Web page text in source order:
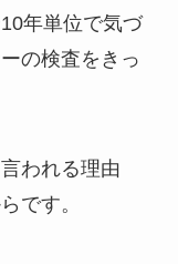
年単位で気づ
の検査をきっ
われる理由
です。